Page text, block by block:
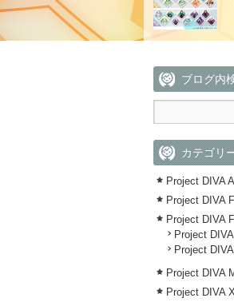
ブログ内
カテゴリ
Project DIVA
Project DIVA
Project DIVA
Project
Project
Project DIVA
Project DIVA